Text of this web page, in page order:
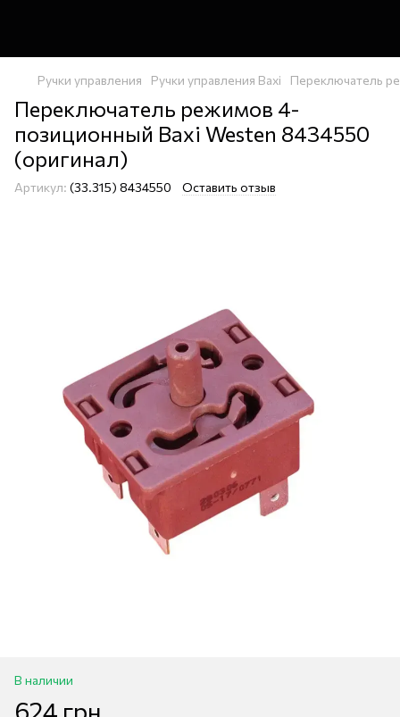
Ручки управления Ручки управления Baxi Переключатель
Переключатель режимов 4-
позиционный Baxi Westen 8434550
(оригинал)
Артикул: (33.315) 8434550 Оставить отзыв
В наличии
624 грн